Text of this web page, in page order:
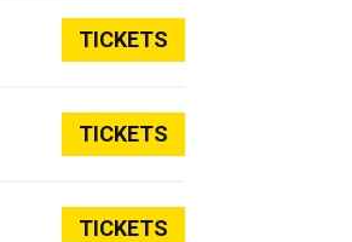
TICKETS
TICKETS
TICKETS